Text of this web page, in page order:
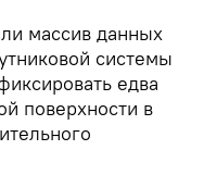
массив данных
системы
едва
поверхности в